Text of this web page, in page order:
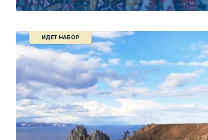
ИДЕТ НАБОР